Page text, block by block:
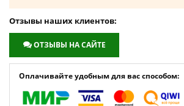
Отзывы наших клиентов:
ОТЗЫВЫ НА САЙТЕ
Оплачивайте удобным для вас способом: